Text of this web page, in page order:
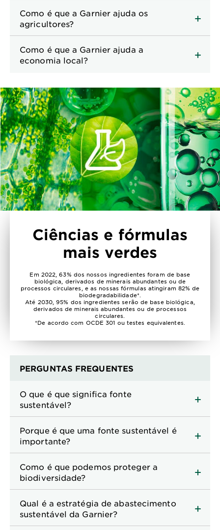
Como é que a Garnier ajuda os
agricultores?
Como é que a Garnier ajuda a
economia local?
Ciências e fórmulas
mais verdes
Em 2022, 63% dos nossos ingredientes foram de base
biológica, derivados de minerais abundantes ou de
processos circulares, e as nossas fórmulas atingiram 82% de
biodegradabilidade*.
Até 2030, 95% dos ingredientes serão de base biológica,
derivados de minerais abundantes ou de processos
circulares.
*De acordo com OCDE 301 ou testes equivalentes.
PERGUNTAS FREQUENTES
O que é que significa fonte
sustentável?
Porque é que uma fonte sustentável é
importante?
Como é que podemos proteger a
biodiversidade?
Qual é a estratégia de abastecimento
sustentável da Garnier?